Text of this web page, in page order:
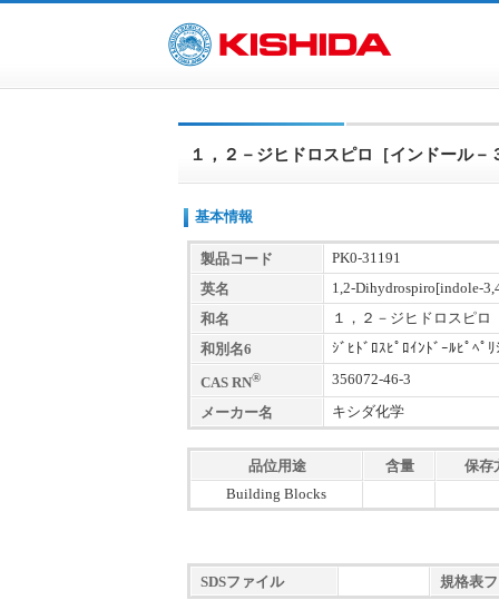
１，２－ジヒドロスピロ［インドール
基本情報
製品コード
PK0-31191
英名
1,2-Dihydrospiro[indole-
和名
１，２－ジヒドロスピロ
和別名6
ｼﾞﾋﾄﾞﾛｽﾋﾟﾛｲﾝﾄﾞｰﾙﾋﾟﾍﾟ
CAS RN® 356072-46-3
メーカー名 キシダ化学
品位用途 含量
保存
Building Blocks
SDSファイル 規格表